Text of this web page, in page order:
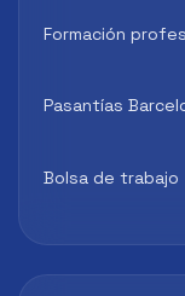
Formación
Pasantías
Bolsa de trabajo